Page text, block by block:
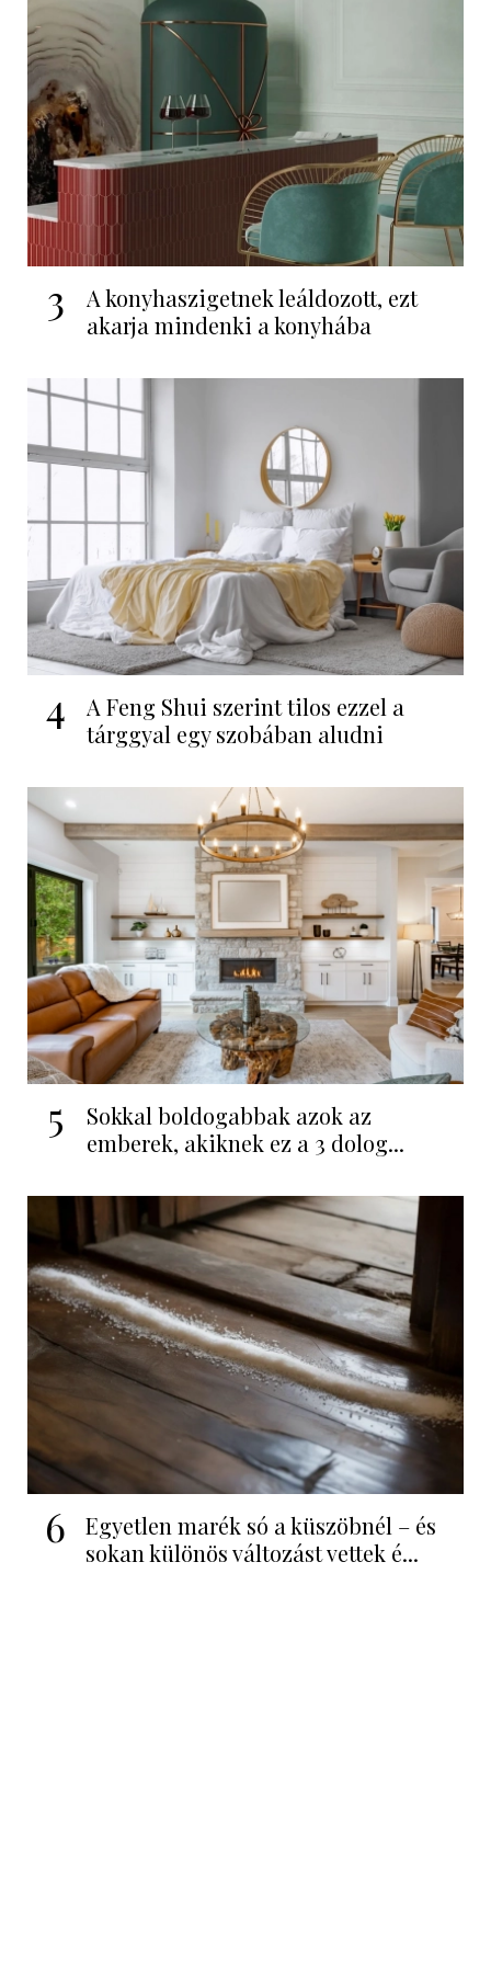
3
A konyhaszigetnek leáldozott, ezt
akarja mindenki a konyhába
4
A Feng Shui szerint tilos ezzel a
tárggyal egy szobában aludni
5
Sokkal boldogabbak azok az
emberek, akiknek ez a 3 dolog...
6
Egyetlen marék só a küszöbnél – és
sokan különös változást vettek é...